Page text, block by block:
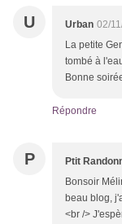
U Urban 02/
La petite
tombé à
Bonne
Répondre
P Ptit
Bonsoir
beau blog,
<br />